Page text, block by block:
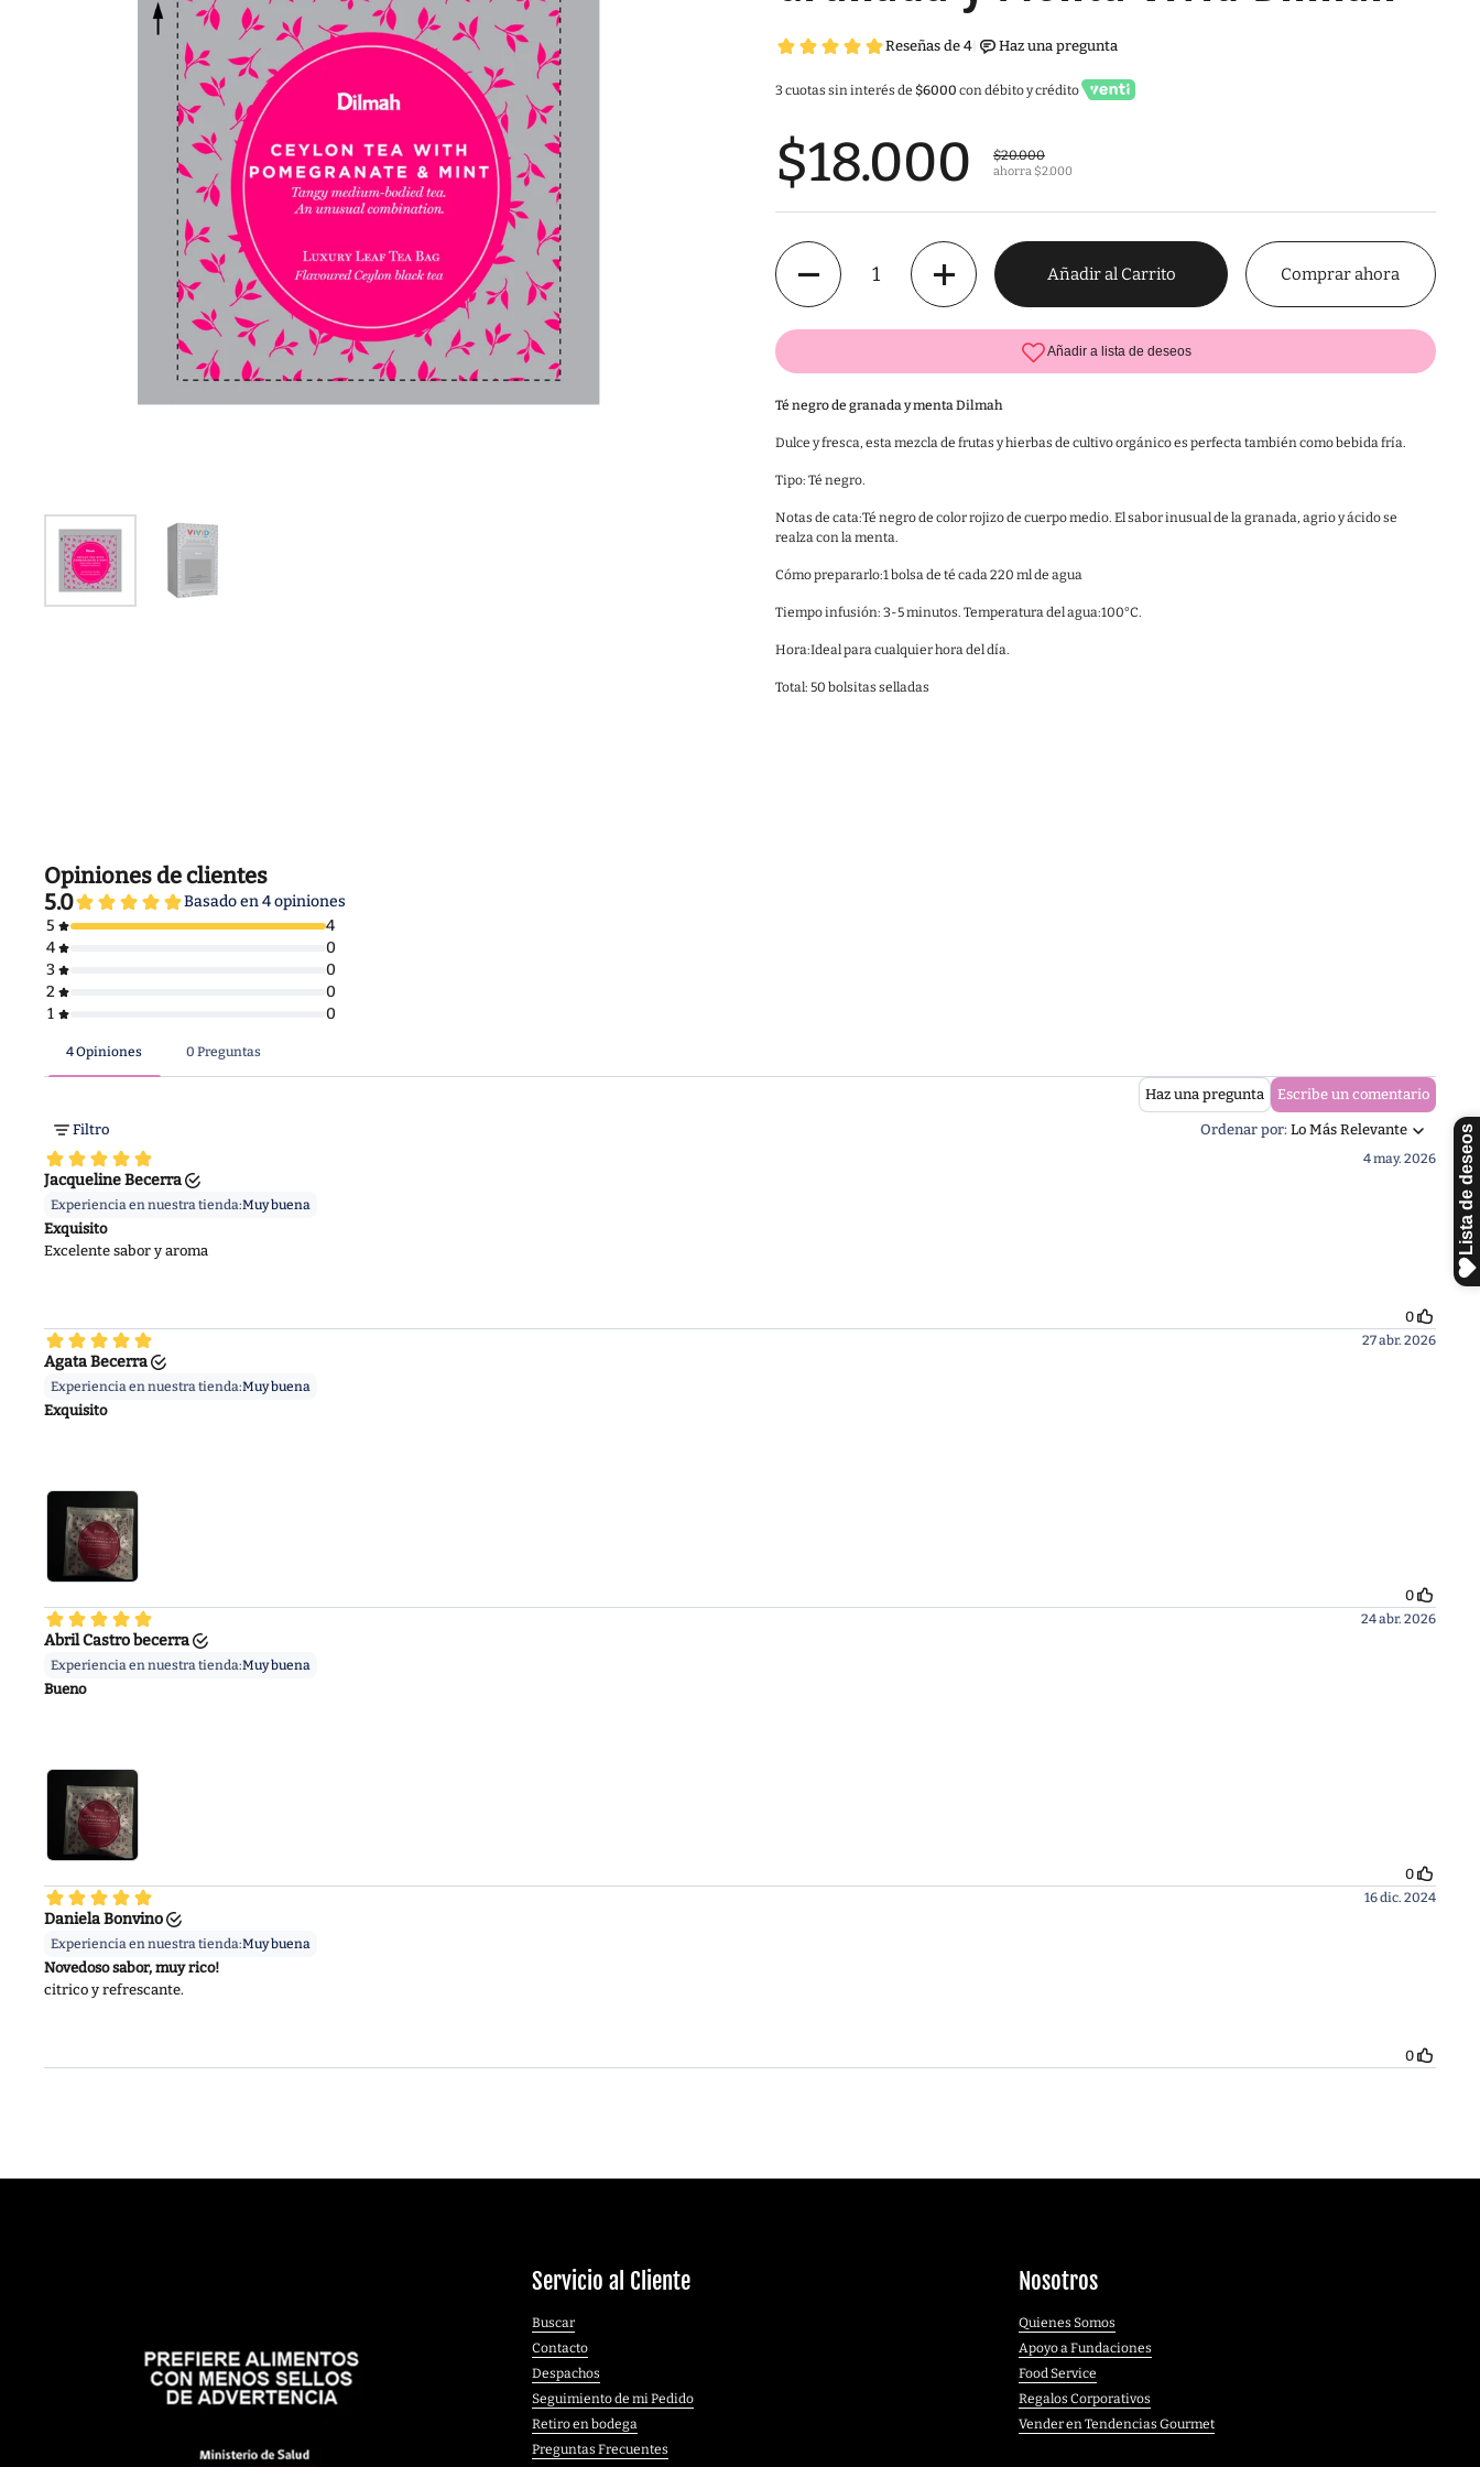
3 cuotas sin interés de $6000 con débito y crédito
$18.000 $20.000
ahorra $2.000
Cantidad
Añadir al Carrito Comprar ahora
Té negro de granada y menta Dilmah
Dulce y fresca, esta mezcla de frutas y hierbas de cultivo orgánico es perfecta también como bebida fría.
Tipo: Té negro.
Notas de cata:Té negro de color rojizo de cuerpo medio. El sabor inusual de la granada, agrio y ácido se
realza con la menta.
Cómo prepararlo:1 bolsa de té cada 220 ml de agua
Tiempo infusión: 3-5 minutos. Temperatura del agua:100°C.
Hora:Ideal para cualquier hora del día.
Total: 50 bolsitas selladas
Servicio al Cliente
Buscar
Contacto
Despachos
Seguimiento de mi Pedido
Retiro en bodega
Preguntas Frecuentes
Nosotros
Quienes Somos
Apoyo a Fundaciones
Food Service
Regalos Corporativos
Vender en Tendencias Gourmet